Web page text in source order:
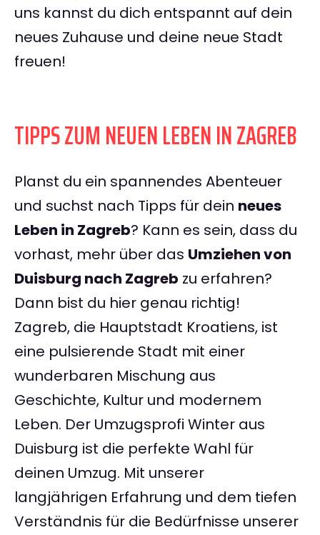
uns kannst du dich entspannt auf dein
neues Zuhause und deine neue Stadt
freuen!
TIPPS ZUM NEUEN LEBEN IN ZAGREB
Planst du ein spannendes Abenteuer
und suchst nach Tipps für dein neues
Leben in Zagreb? Kann es sein, dass du
vorhast, mehr über das Umziehen von
Duisburg nach Zagreb zu erfahren?
Dann bist du hier genau richtig!
Zagreb, die Hauptstadt Kroatiens, ist
eine pulsierende Stadt mit einer
wunderbaren Mischung aus
Geschichte, Kultur und modernem
Leben. Der Umzugsprofi Winter aus
Duisburg ist die perfekte Wahl für
deinen Umzug. Mit unserer
langjährigen Erfahrung und dem tiefen
Verständnis für die Bedürfnisse unserer